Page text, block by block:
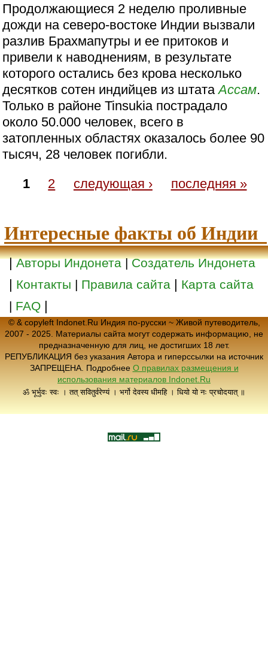
Продолжающиеся 2 неделю проливные
дожди на северо-востоке Индии вызвали
разлив Брахмапутры и ее притоков и
привели к наводнениям, в результате
которого остались без крова несколько
десятков сотен индийцев из штатаАссам.
Только в районе Tinsukia пострадало
около 50.000 человек, всего в
затопленных областях оказалось более 90
тысяч, 28 человек погибли.
1
2 следующая › последняя »
Интересные факты об Индии
|Авторы Индонета|Создатель Индонета
| Контакты | Правила сайта | Карта сайта
| FAQ |
© & copyleft Indonet.Ru Индия по-русски ~ Живой путеводитель,
2007 - 2025. Материалы сайта могут содержать информацию, не
предназначенную для лиц, не достигших 18 лет.
РЕПУБЛИКАЦИЯ без указания Автора и гиперссылки на источник
ЗАПРЕЩЕНА. Подробнее О правилах размещения и
использования материалов Indonet.Ru
ॐ भूर्भुवः स्वः । तत् सवितुर्वरेण्यं । भर्गो देवस्य धीमहि । धियो यो नः प्रचोदयात् ॥